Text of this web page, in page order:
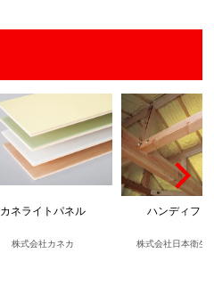
カネライトパネル
株式会社カネカ
ハンディフォ
株式会社日本衛生